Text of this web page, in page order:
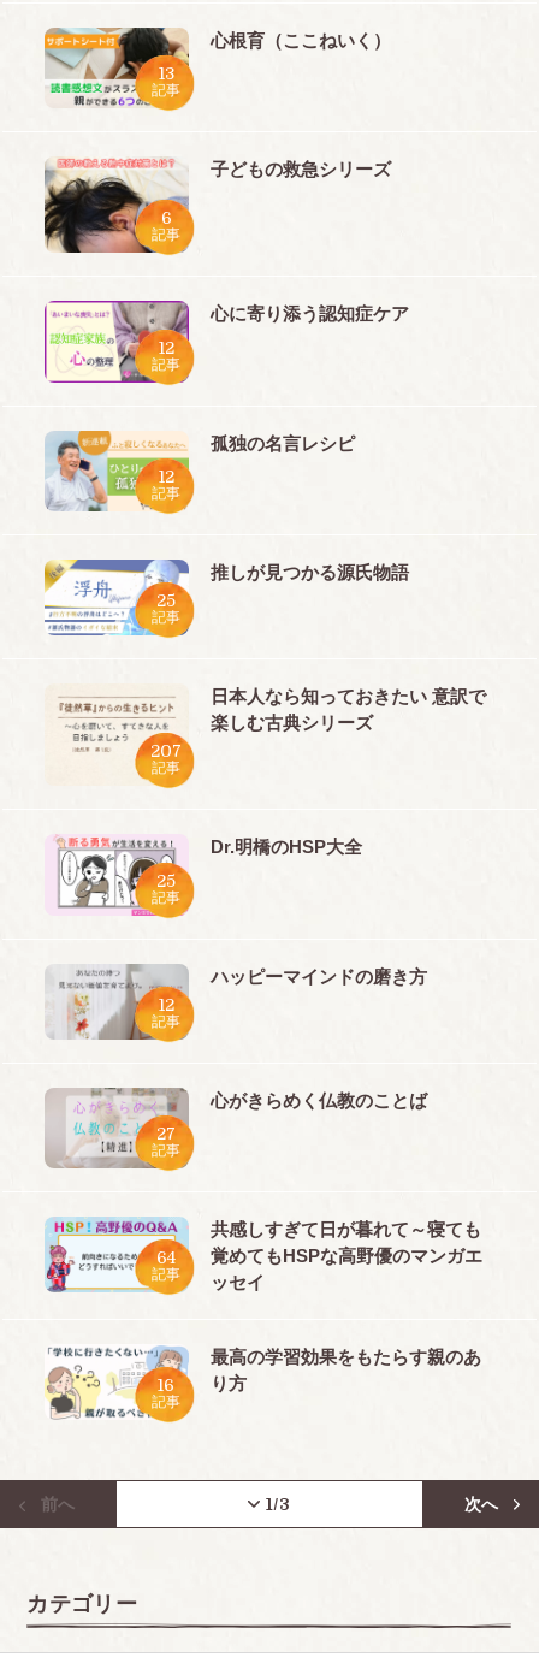
13
記事
心根育（ここねいく）
6
記事
子どもの救急シリーズ
12
記事
心に寄り添う認知症ケア
12
記事
孤独の名言レシピ
25
記事
推しが見つかる源氏物語
207
記事
日本人なら知っておきたい 意訳で
楽しむ古典シリーズ
25
記事
Dr.明橋のHSP大全
12
記事
ハッピーマインドの磨き方
27
記事
心がきらめく仏教のことば
64
記事
共感しすぎて日が暮れて～寝ても
覚めてもHSPな高野優のマンガエ
ッセイ
16
記事
最高の学習効果をもたらす親のあ
り方
前へ 1/3 次へ
カテゴリー